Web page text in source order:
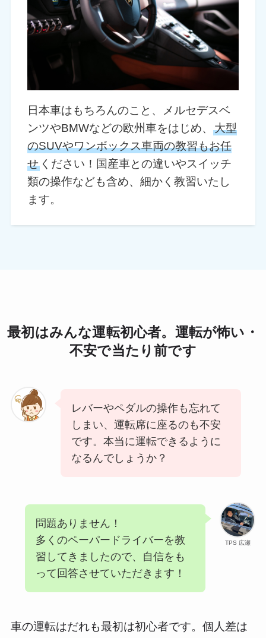
日本車はもちろんのこと、メルセデスベ
ンツやBMWなどの欧州車をはじめ、大型
のSUVやワンボックス車両の教習もお任
せ ください！国産車との違いやスイッチ
類の操作なども含め、細かく教習いたし
ます。
最初はみんな運転初心者。運転が怖い・
不安で当たり前です
レバーやペダルの操作も忘れて
しまい、運転席に座るのも不安
です。本当に運転できるように
なるんでしょうか？
TPS 広瀬
問題ありません！
多くのペーパードライバーを教
習してきましたので、自信をも
って回答させていただきます！
車の運転はだれも最初は初心者です。個人差は